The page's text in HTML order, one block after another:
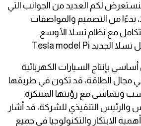
لكم العديد من الجوانب التي
بدءًا من التصميم والمواصفات
مع نظام تسلا الأوسع.
بإنتاج السيارات الكهربائية
مجال الطاقة، قد تكون في طريقها
ويتماشى مع رؤيتها المبتكرة.
التنفيذي للشركة، قد أشار
الابتكار والتكنولوجيا في جميع